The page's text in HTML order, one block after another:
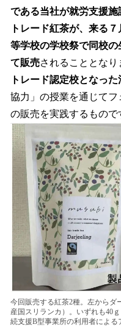
込
み
中
で
す
である当社が就労支援
トレード紅茶が、来る
等学校の学校祭で同校
て販売されることとなり
トレード認定校となっ
協力」の授業を通じて
の販売を実践するもので
今回販売する紅茶2種。左からダ
産国スリランカ）。いずれも40
続支援B型事業所の利用者による